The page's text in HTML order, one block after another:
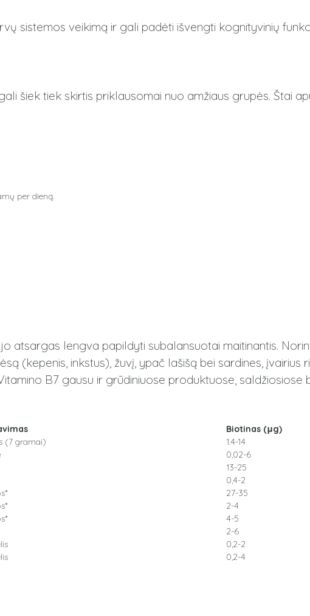
sistemos veikimą ir gali padėti išvengti kognityvinių
šiek tiek skirtis priklausomai nuo amžiaus grupės. Štai
per dieną.
atsargas lengva papildyti subalansuotai maitinantis.
(kepenis, inkstus), žuvį, ypač lašišą bei sardines, įvairius
B7 gausu ir grūdiniuose produktuose, saldžiosiose
Biotinas (μg)
(7 gramai)
1.4-14
0,02-6
13-25
0,4-2
27-35
2-4
4-5
2-6
0,2-2
0,2-4